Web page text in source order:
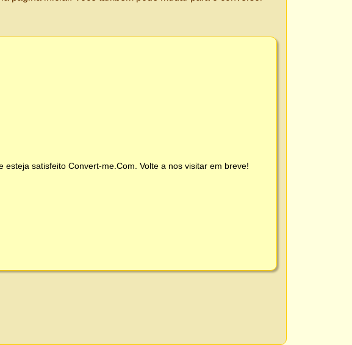
esteja satisfeito Convert-me.Com . Volte a nos visitar em breve!